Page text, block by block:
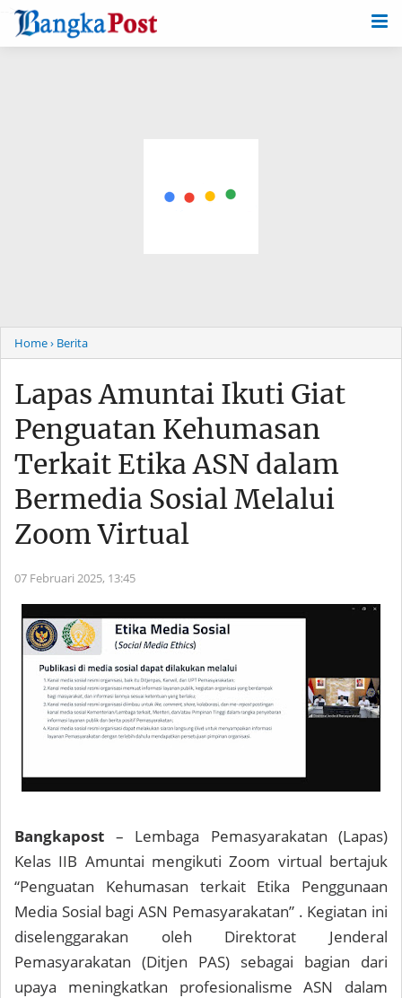
-->
Home› Berita
Lapas Amuntai Ikuti Giat
Penguatan Kehumasan
Terkait Etika ASN dalam
Bermedia Sosial Melalui
Zoom Virtual
07 Februari 2025, 13:45
Bangkapost – Lembaga Pemasyarakatan (Lapas)
Kelas IIB Amuntai mengikuti Zoom virtual bertajuk
“Penguatan Kehumasan terkait Etika Penggunaan
Media Sosial bagi ASN Pemasyarakatan” . Kegiatan ini
diselenggarakan oleh Direktorat Jenderal
Pemasyarakatan (Ditjen PAS) sebagai bagian dari
upaya meningkatkan profesionalisme ASN dalam